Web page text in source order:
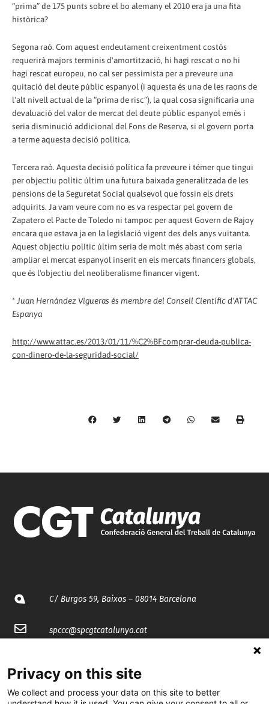
“prima” de 175 punts sobre el bo alemany el 2010 era ja una fita
històrica?
Segona raó. Com aquest endeutament creixentment costós
requerirà majors terminis d'amortització, hi hagi rescat o no hi
hagi rescat europeu, no cal ser pessimista per a preveure una
quitació del deute públic espanyol (i aquesta és una de les raons de
l'alt nivell actual de la “prima de risc”), la qual cosa significaria una
devaluació del valor de mercat del deute públic espanyol emès i
seria disminució addicional del Fons de Reserva, si el govern porta
a terme aquesta decisió política.
Tercera raó. Aquesta decisió política fa preveure i témer que tingui
per objectiu polític últim una futura baixada generalitzada de les
pensions de la Seguretat Social qualsevol que fossin els drets
adquirits. Ja vam veure com no es va respectar pel govern de
Zapatero el Pacte de Toledo ni tampoc per aquest Govern de Rajoy
encara que estava ja en la legislació vigent des dels anys vuitanta.
Aquest objectiu polític últim seria de molt més abast com seria
ampliar el mercat espanyol inserit en els mercats financers globals,
que és l'objectiu del neoliberalisme financer vigent.
* Juan Hernández Vigueras és membre del Consell Científic d'ATTAC
Espanya
http://www.attac.es/2013/01/11/%C2%BFcomprar-deuda-publica-
con-dinero-de-la-seguridad-social/
C/ Burgos 59, Baixos – 08014 Barcelona
spccc@spcgtcatalunya.cat
@CGTCatalunya
Privacy on this site
We collect and process your data on this site to better